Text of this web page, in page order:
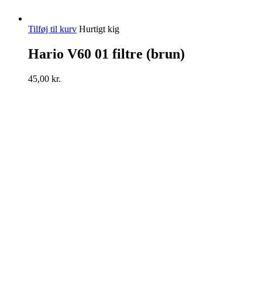
Tilføj til kurv Hurtigt kig
Hario V60 01 filtre (brun)
45,00 kr.